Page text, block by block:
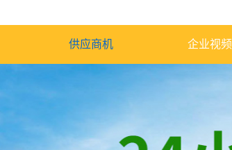
供应商机 企业视频